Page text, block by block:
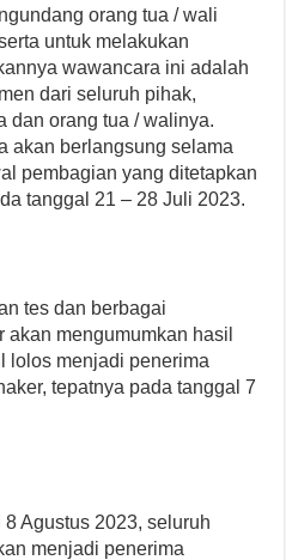
orang tua / wali
untuk melakukan
wawancara ini adalah
dari seluruh pihak,
dan orang tua / walinya.
akan berlangsung selama
pembagian yang ditetapkan
tanggal 21 – 28 Juli 2023.
tes dan berbagai
mengumumkan hasil
lolos menjadi penerima
tepatnya pada tanggal 7
Agustus 2023, seluruh
menjadi penerima